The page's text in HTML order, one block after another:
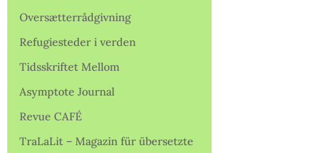
Oversætterrådgivning
Refugiesteder i verden
Tidsskriftet Mellom
Asymptote Journal
Revue CAFÉ
TraLaLit – Magazin für übersetzte